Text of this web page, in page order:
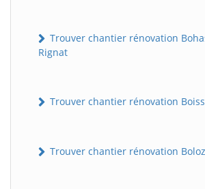
Trouver chantier rénovation
Rignat
Trouver chantier rénovation
Trouver chantier rénovation